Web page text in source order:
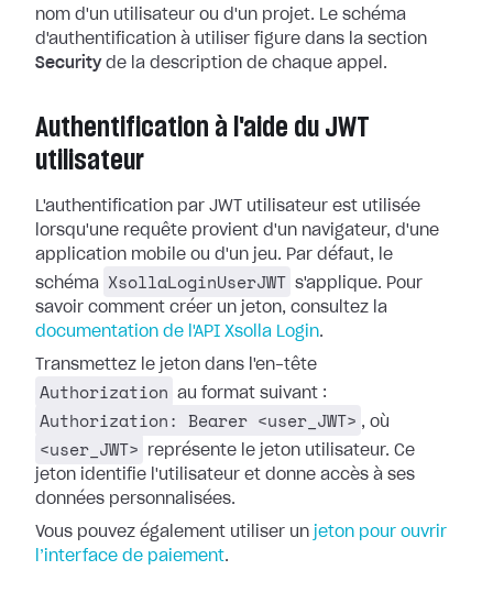
nom d'un utilisateur ou d'un projet. Le schéma
d'authentification à utiliser figure dans la section
Securityde la description de chaque appel.
Authentification à l'aide du JWT
utilisateur
L'authentification par JWT utilisateur est utilisée
lorsqu'une requête provient d'un navigateur, d'une
application mobile ou d'un jeu. Par défaut, le
schéma
XsollaLoginUserJWT s'applique. Pour
savoir comment créer un jeton, consultez la
documentation de l'API Xsolla Login.
Transmettez le jeton dans l'en-tête
Authorization au format suivant :
Authorization: Bearer <user_JWT> , où
<user_JWT>
représente le jeton utilisateur. Ce
jeton identifie l'utilisateur et donne accès à ses
données personnalisées.
Vous pouvez également utiliser un jeton pour ouvrir
l’interface de paiement.